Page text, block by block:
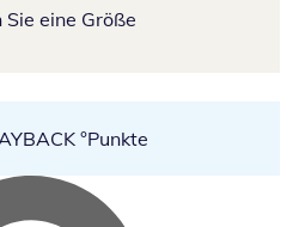
eine Größe
°Punkte